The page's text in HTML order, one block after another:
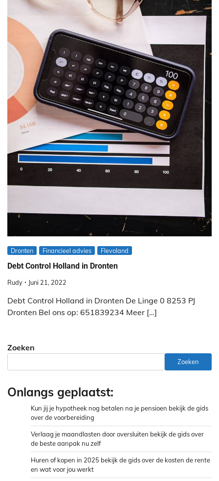
Dronten Financieel advies Flevoland
Debt Control Holland in Dronten
Rudy Juni 21, 2022
Debt Control Holland in Dronten De Linge 0 8253 PJ
Dronten Bel ons op: 651839234 Meer […]
Zoeken
Zoeken
Onlangs geplaatst:
Kun jij je hypotheek nog betalen na je pensioen bekijk de gids
over de voorbereiding
Verlaag je maandlasten door oversluiten bekijk de gids over
de beste aanpak nu zelf
Huren of kopen in 2025 bekijk de gids over de kosten de rente
en wat voor jou werkt